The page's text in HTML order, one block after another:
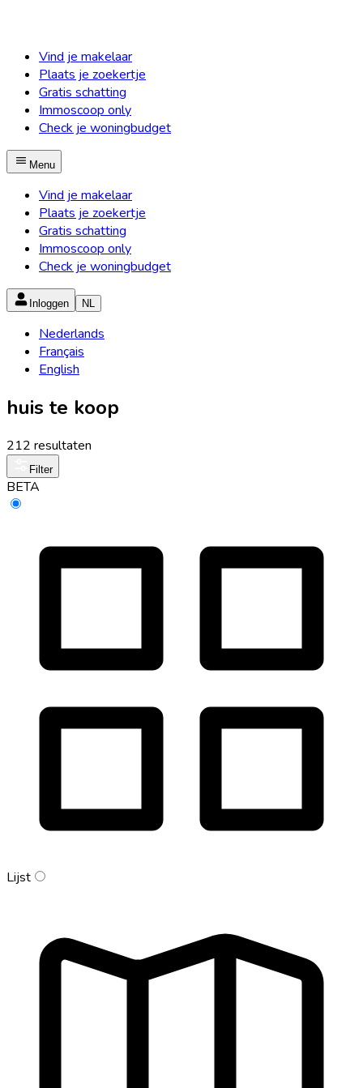
Vind je makelaar
Plaats je zoekertje
Gratis schatting
Immoscoop only
Check je woningbudget
Menu
Vind je makelaar
Plaats je zoekertje
Gratis schatting
Immoscoop only
Check je woningbudget
Inloggen NL
Nederlands
Français
English
huis te koop
212 resultaten
Filter
BETA
Lijst